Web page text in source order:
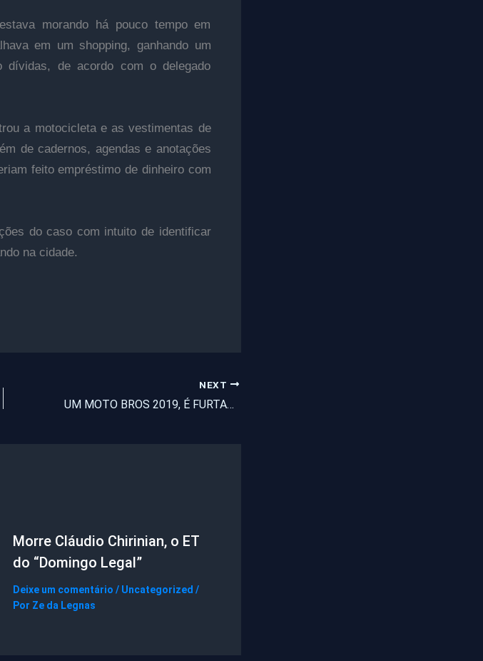
morando há pouco tempo em
em um shopping, ganhando um
dívidas, de acordo com o delegado
a motocicleta e as vestimentas de
de cadernos, agendas e anotações
feito empréstimo de dinheiro com
do caso com intuito de identificar
na cidade.
NEXT
UM MOTO BROS 2019, É FURTADA NA AV. BEIRA MAR EM FORTALEZA
Morre Cláudio Chirinian, o ET
do “Domingo Legal”
Deixe um comentário / Uncategorized /
Por Ze da Legnas